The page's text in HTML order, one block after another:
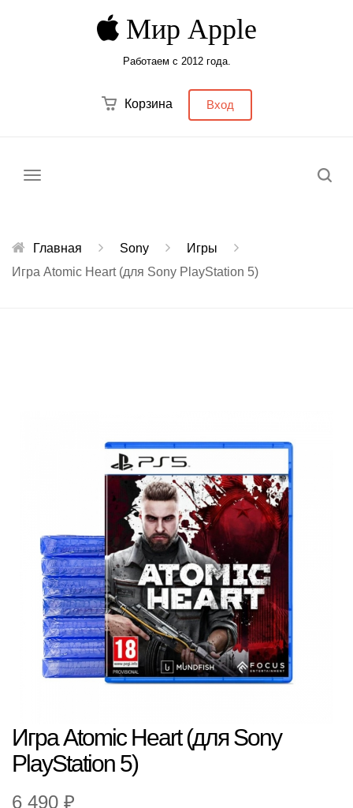
Мир Apple
Работаем с 2012 года.
Корзина Вход
Главная Sony
Игры
Игра Atomic Heart (для Sony PlayStation 5)
Игра Atomic Heart (для Sony
PlayStation 5)
6 490 ₽